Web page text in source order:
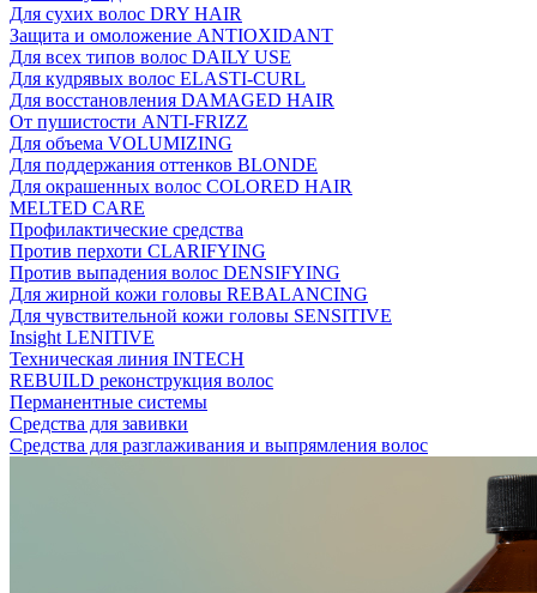
Для сухих волос DRY HAIR
Защита и омоложение ANTIOXIDANT
Для всех типов волос DAILY USE
Для кудрявых волос ELASTI-CURL
Для восстановления DAMAGED HAIR
От пушистости ANTI-FRIZZ
Для объема VOLUMIZING
Для поддержания оттенков BLONDE
Для окрашенных волос COLORED HAIR
MELTED CARE
Профилактические средства
Против перхоти CLARIFYING
Против выпадения волос DENSIFYING
Для жирной кожи головы REBALANCING
Для чувствительной кожи головы SENSITIVE
Insight LENITIVE
Техническая линия INTECH
REBUILD реконструкция волос
Перманентные системы
Средства для завивки
Средства для разглаживания и выпрямления волос